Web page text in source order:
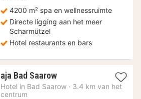
4200 m² spa en wellnessruimte
Directe ligging aan het meer
Scharmützel
Hotel restaurants en bars
aja Bad Saarow1
nacht
Hotel in Bad Saarow · 3.4 km van het
centrum